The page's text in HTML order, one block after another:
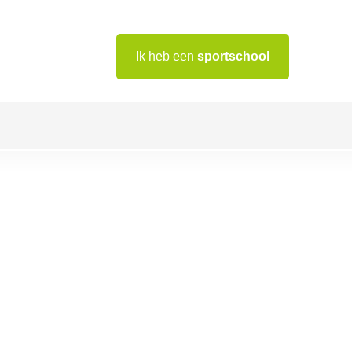
Ik heb een sportschool